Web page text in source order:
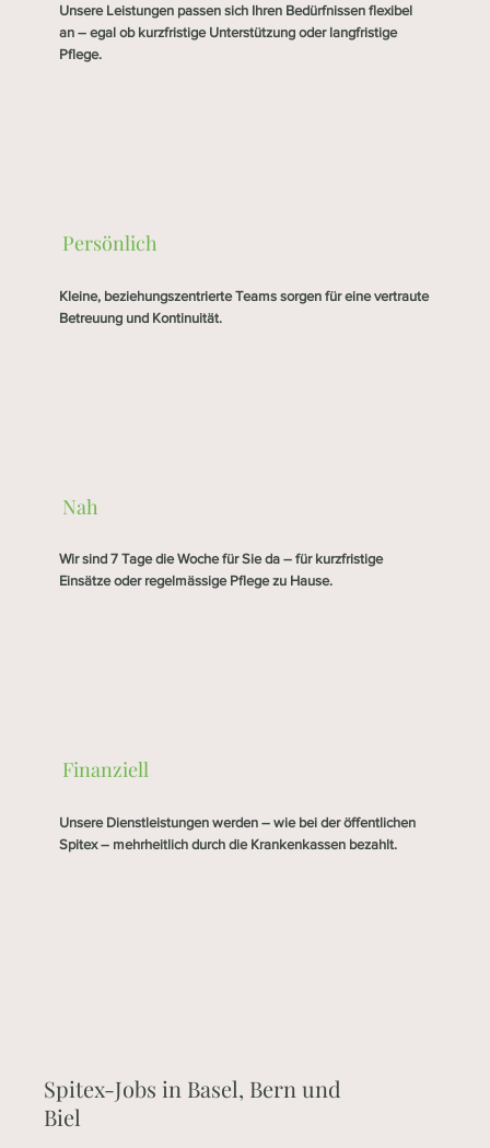
Unsere Leistungen passen sich Ihren Bedürfnissen flexibel
an – egal ob kurzfristige Unterstützung oder langfristige
Pflege.
Persönlich
Kleine, beziehungszentrierte Teams sorgen für eine vertraute
Betreuung und Kontinuität.
Nah
Wir sind 7 Tage die Woche für Sie da – für kurzfristige
Einsätze oder regelmässige Pflege zu Hause.
Finanziell
Unsere Dienstleistungen werden – wie bei der öffentlichen
Spitex – mehrheitlich durch die Krankenkassen bezahlt.
Spitex-Jobs in Basel, Bern und
Biel